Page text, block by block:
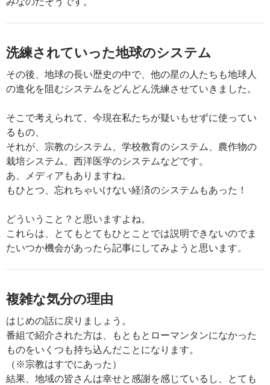
洗練されていった地球のシステム
その後、地球の長い歴史の中で、他の星の人たちも地球人
の進化を阻むシステムをどんどん洗練させていきました。
そこで考えられて、今現在私たちが疑いもせずに使ってい
るもの、
それが、宗教のシステム、学校教育のシステム、農作物の
栽培システム、西洋医学のシステムなどです。
あ、メディアもありますね。
もひとつ、忘れちゃいけない経済のシステムもあった！
どういうこと？と思いますよね。
これらは、とてもとてもひとことでは説明できないのでま
たいつか機会があったら記事にしてみようと思います。
複雑な気分の理由
はじめの話に戻りましょう。
番組で紹介された方は、もともとローマンタンになかった
ものをいくつも持ち込んだことになります。
（※宗教はすでにあった）
結果、地域の皆さんは幸せと感謝を感じているし、とても